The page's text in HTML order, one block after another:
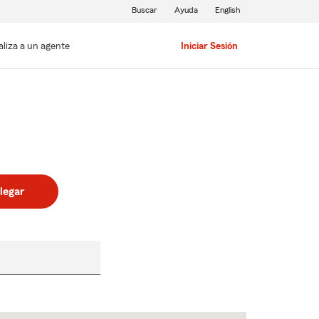
a un agente Iniciar Sesión
Buscar Ayuda English